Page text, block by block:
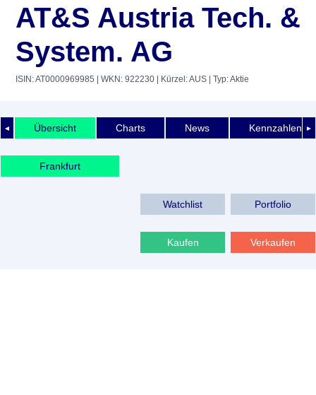
AT&S Austria Tech. &
System. AG
ISIN: AT0000969985 | WKN: 922230 | Kürzel: AUS | Typ: Aktie
◄ ►
Übersicht Charts News Kennzahlen
Frankfurt
Watchlist Portfolio
Kaufen Verkaufen